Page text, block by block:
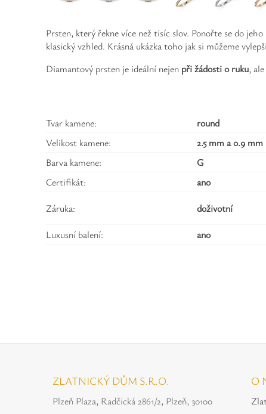
Prsten, který řekne více než tisíc slov. Ponořte se do jeho
klasický vzhled. Krásná ukázka toho jak si můžeme
Diamantový prsten je ideální nejen při žádosti o ruku,
Tvar kamene: round
Velikost kamene:
2.5 mm a 0.9 mm
Barva kamene:
G
Certifikát:
ano
Záruka:
doživotní
Luxusní balení:
ano
ZLATNICKÝ DŮM S.R.O.
Plzeň Plaza, Radčická 2861/2, Plzeň, 30100
O